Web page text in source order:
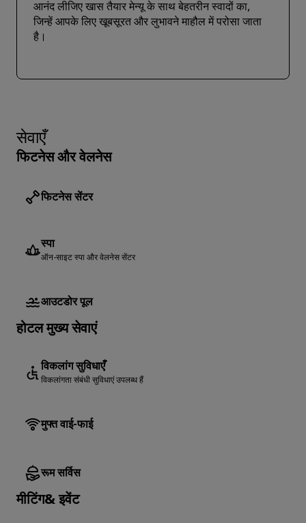
आनंद लीजिए खास तैयार मेन्यू के साथ बेहतरीन स्वादों का,
जिन्हें आपके लिए खूबसूरत और लुभावने माहौल में परोसा जाता
है।
सेवाएँ
फिटनेस और वेलनेस
फिटनेस सेंटर
स्पा
ऑन-साइट स्पा और वेलनेस सेंटर
आउटडोर पूल
होटल मुख्य सेवाएं
विकलांग सुविधाएँ
विकलांगता संबंधी सुविधाएं उपलब्ध हैं
मुफ्त वाई-फाई
रूम सर्विस
मीटिंग& इवेंट